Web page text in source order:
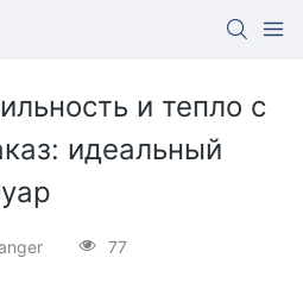
и тепло с
идеальный
77